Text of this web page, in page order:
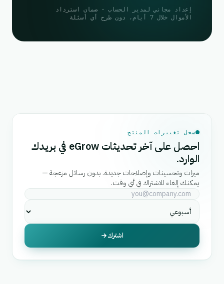
إعداد مجاني لمدير الحساب · ضمان استرداد
الأموال خلال 7 أيام، دون طرح أي أسئلة
سجل تغييرات المنتج
احصل على آخر تحديثات eGrow في بريدك
الوارد.
ميزات وتحسينات وإصلاحات جديدة. بدون رسائل مزعجة —
يمكنك إلغاء الاشتراك في أي وقت.
اشترك